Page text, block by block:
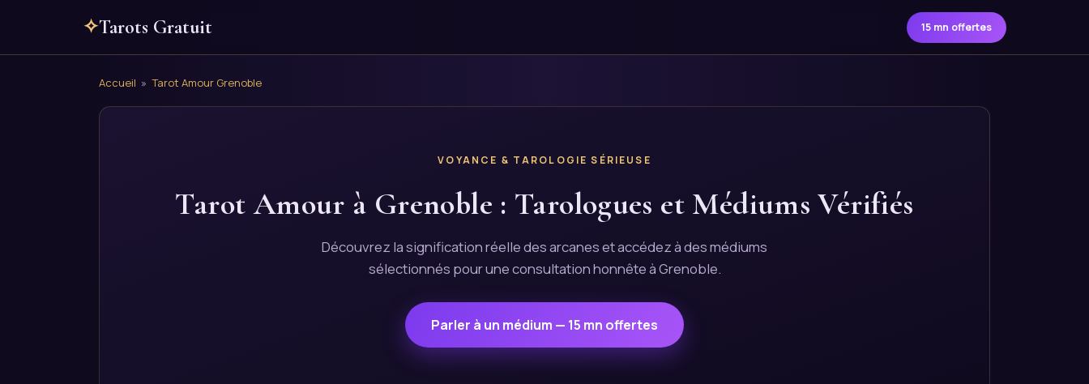
✧Tarots Gratuit 15 mn offertes
Accueil » Tarot Amour Grenoble
VOYANCE & TAROLOGIE SÉRIEUSE
Tarot Amour à Grenoble : Tarologues et Médiums Vérifiés
Découvrez la signification réelle des arcanes et accédez à des médiums
sélectionnés pour une consultation honnête à Grenoble.
Parler à un médium — 15 mn offertes